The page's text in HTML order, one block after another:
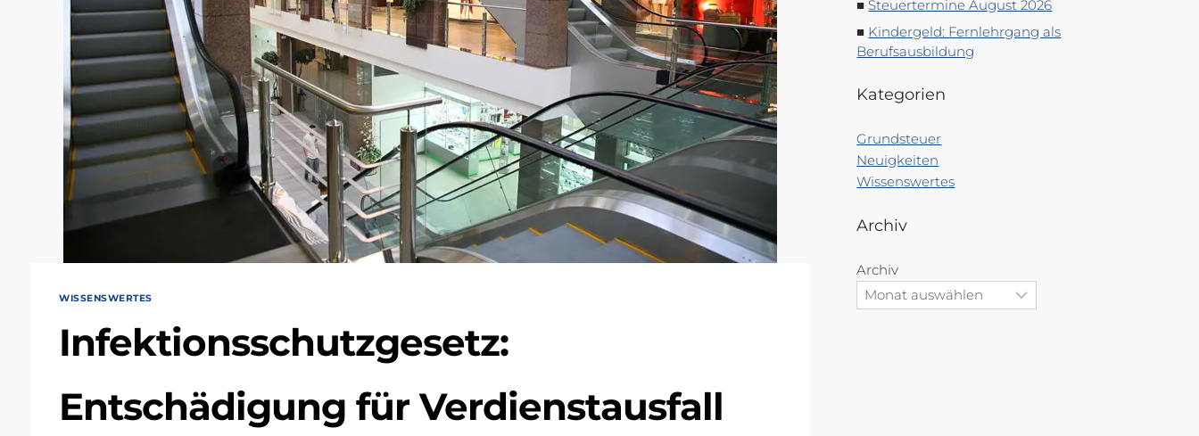
WISSENSWERTES
Infektionsschutzgesetz:
Entschädigung für Verdienstausfall
Steuertermine August 2026
Kindergeld: Fernlehrgang als
Berufsausbildung
Kategorien
Grundsteuer
Neuigkeiten
Wissenswertes
Archiv
Archiv